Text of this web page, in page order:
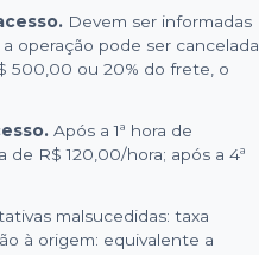
Devem ser informadas
operação pode ser cancelada
500,00 ou 20% do frete, o
Após a 1ª hora de
de R$ 120,00/hora; após a 4ª
malsucedidas: taxa
à origem: equivalente a